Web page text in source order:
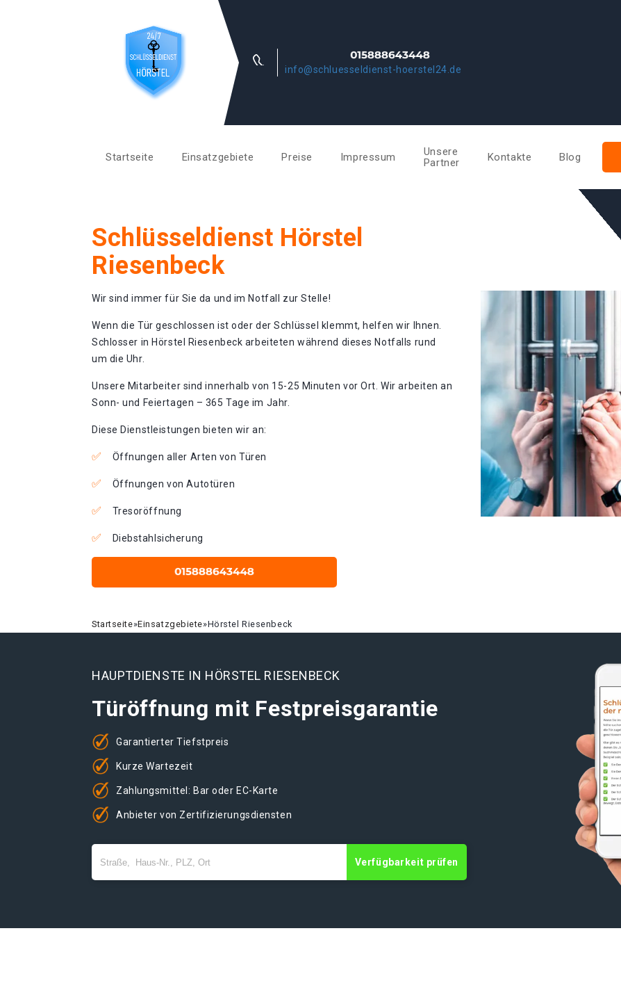
info@schluesseldienst-hoerstel24.de
Startseite Einsatzgebiete Preise Impressum
Unsere
Partner
Kontakte Blog
Schlüsseldienst Hörstel
Riesenbeck
Wir sind immer für Sie da und im Notfall zur Stelle!
Wenn die Tür geschlossen ist oder der Schlüssel klemmt, helfen wir Ihnen.
Schlosser in Hörstel Riesenbeck arbeiteten während dieses Notfalls rund
um die Uhr.
Unsere Mitarbeiter sind innerhalb von 15-25 Minuten vor Ort. Wir arbeiten an
Sonn- und Feiertagen – 365 Tage im Jahr.
Diese Dienstleistungen bieten wir an:
Öffnungen aller Arten von Türen
Öffnungen von Autotüren
Tresoröffnung
Diebstahlsicherung
Startseite»Einsatzgebiete»Hörstel Riesenbeck
HAUPTDIENSTE IN HÖRSTEL RIESENBECK
Türöffnung mit Festpreisgarantie
Garantierter Tiefstpreis
Kurze Wartezeit
Zahlungsmittel: Bar oder EC-Karte
Anbieter von Zertifizierungsdiensten
Verfügbarkeit prüfen